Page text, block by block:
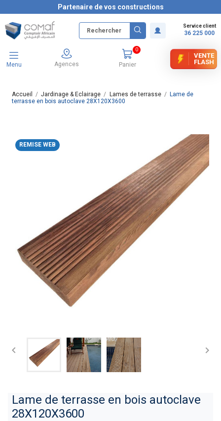
Partenaire de vos constructions
Service client
36 225 000
Menu Agences Panier
0
VENTE
FLASH
Accueil Jardinage & Eclairage Lames de terrasse
Lame de
terrasse en bois autoclave 28X120X3600
REMISE WEB
 
Lame de terrasse en bois autoclave
28X120X3600